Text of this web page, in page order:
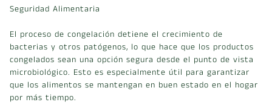
Seguridad Alimentaria
El proceso de congelación detiene el crecimiento de
bacterias y otros patógenos, lo que hace que los productos
congelados sean una opción segura desde el punto de vista
microbiológico. Esto es especialmente útil para garantizar
que los alimentos se mantengan en buen estado en el hogar
por más tiempo.